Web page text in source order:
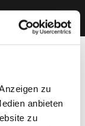
zu
anbieten
zu